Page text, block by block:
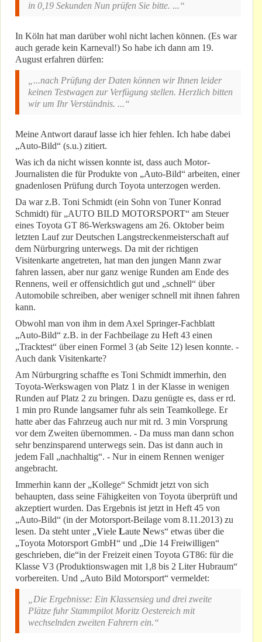
in 0,19 Sekunden Nun prüfen Sie bitte. ...“
In Köln hat man darüber wohl nicht lachen können. (Es war
auch gerade kein Karneval!) So habe ich dann am 19.
August erfahren dürfen:
„...nach Prüfung der Daten können wir Ihnen leider
keinen Testwagen zur Verfügung stellen. Herzlich bitten
wir um Ihr Verständnis. ...“
Meine Antwort darauf lasse ich hier fehlen. Ich habe dabei
„Auto-Bild“ (s.u.) zitiert.
Was ich da nicht wissen konnte ist, dass auch Motor-
Journalisten die für Produkte von „Auto-Bild“ arbeiten, einer
gnadenlosen Prüfung durch Toyota unterzogen werden.
Da war z.B. Toni Schmidt (ein Sohn von Tuner Konrad
Schmidt) für „AUTO BILD MOTORSPORT“ am Steuer
eines Toyota GT 86-Werkswagens am 26. Oktober beim
letzten Lauf zur Deutschen Langstreckenmeisterschaft auf
dem Nürburgring unterwegs. Da mit der richtigen
Visitenkarte angetreten, hat man den jungen Mann zwar
fahren lassen, aber nur ganz wenige Runden am Ende des
Rennens, weil er offensichtlich gut und „schnell“ über
Automobile schreiben, aber weniger schnell mit ihnen fahren
kann.
Obwohl man von ihm in dem Axel Springer-Fachblatt
„Auto-Bild“ z.B. in der Fachbeilage zu Heft 43 einen
„Tracktest“ über einen Formel 3 (ab Seite 12) lesen konnte. -
Auch dank Visitenkarte?
Am Nürburgring schaffte es Toni Schmidt immerhin, den
Toyota-Werkswagen von Platz 1 in der Klasse in wenigen
Runden auf Platz 2 zu bringen. Dazu genügte es, dass er rd.
1 min pro Runde langsamer fuhr als sein Teamkollege. Er
hatte aber das Fahrzeug auch nur mit rd. 3 min Vorsprung
vor dem Zweiten übernommen. - Da muss man dann schon
sehr benzinsparend unterwegs sein. Das ist dann auch in
jedem Fall „nachhaltig“. - Nur in einem Rennen weniger
angebracht.
Immerhin kann der „Kollege“ Schmidt jetzt von sich
behaupten, dass seine Fähigkeiten von Toyota überprüft und
akzeptiert wurden. Das Ergebnis ist jetzt in Heft 45 von
„Auto-Bild“ (in der Motorsport-Beilage vom 8.11.2013) zu
lesen. Da steht unter „Viele Laute News“ etwas über die
„Toyota Motorsport GmbH“ und „Die 14 Freiwilligen“
geschrieben, die“in der Freizeit einen Toyota GT86: für die
Klasse V3 (Produktionswagen mit 1,8 bis 2 Liter Hubraum“
vorbereiten. Und „Auto Bild Motorsport“ vermeldet:
„Die Ergebnisse: Ein Klassensieg und drei zweite
Plätze fuhr Stammpilot Moritz Oestereich mit
wechselnden zweiten Fahrern ein.“